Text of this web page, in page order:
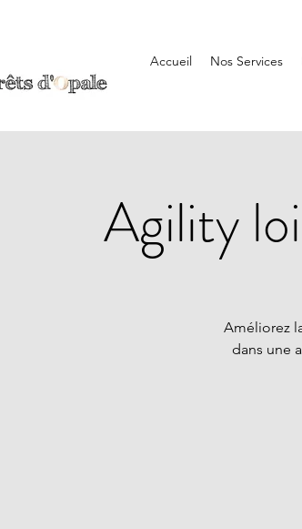
Accueil Nos Services
Agility
Améliorez
dans une